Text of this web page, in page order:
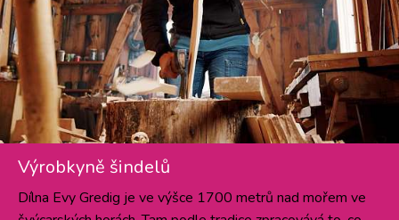
Výrobkyně šindelů
Dílna Evy Gredig je ve výšce 1700 metrů nad mořem ve